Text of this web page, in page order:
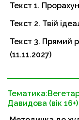
Текст 1.
Текст 2. Твій
Текст 3. Прямий
(11.11.2027)
Давидова (вік 16+)